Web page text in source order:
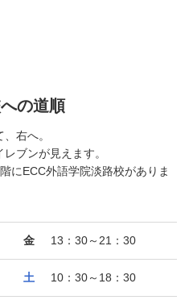
の道順
右へ。
ブンが見えます。
にECC外語学院淡路校がありま
金 13：30～21：30
土 10：30～18：30